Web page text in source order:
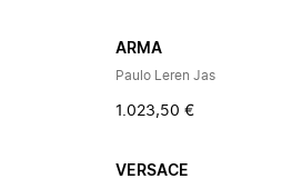
ARMA
Paulo Leren Jas
1.023,50 €
VERSACE